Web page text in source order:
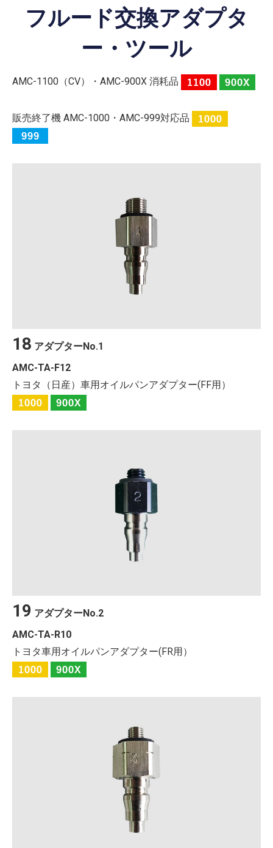
フルード交換アダプタ
ー・ツール
AMC-1100（CV）・AMC-900X 消耗品
販売終了機 AMC-1000・AMC-999対応品
18 アダプターNo.1
AMC-TA-F12
トヨタ（日産）車用オイルパンアダプター(FF用）
19 アダプターNo.2
AMC-TA-R10
トヨタ車用オイルパンアダプター(FR用）